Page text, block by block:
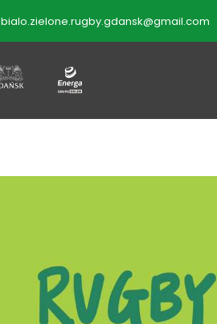
bialo.zielone.rugby.gdansk@gmail.com